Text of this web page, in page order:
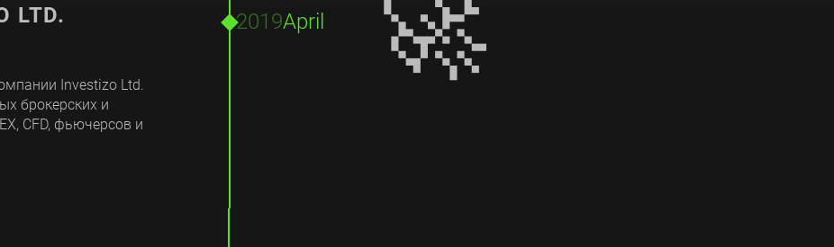
LTD.
Investizo Ltd.
брокерских и
CFD, фьючерсов и
April
2019